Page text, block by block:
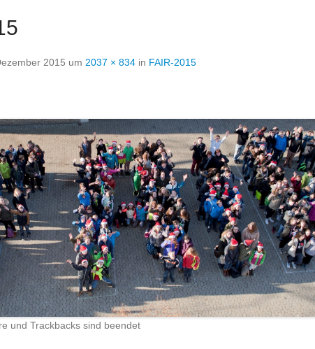
2015 um 2037 × 834 in FAIR-2015
und Trackbacks sind beendet